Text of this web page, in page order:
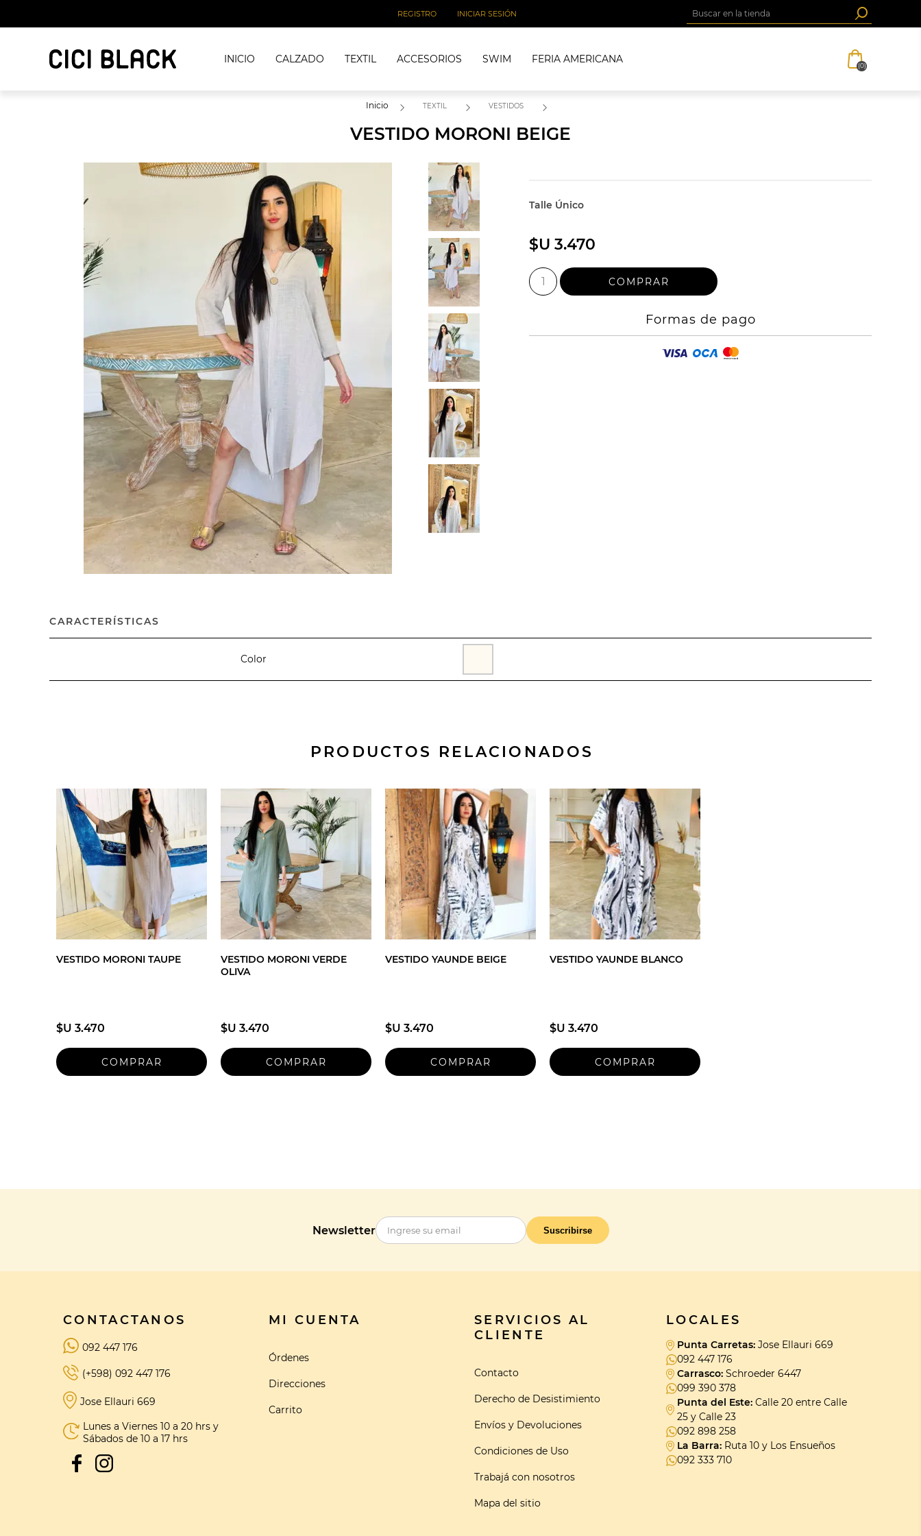
REGISTRO INICIAR SESIÓN
INICIO CALZADO TEXTIL ACCESORIOS SWIM FERIA AMERICANA
(0)
Inicio TEXTIL VESTIDOS
VESTIDO MORONI BEIGE
Talle Único
$U 3.470
Formas de pago
CARACTERÍSTICAS
Color
PRODUCTOS RELACIONADOS
VESTIDO MORONI TAUPE
$U 3.470
VESTIDO MORONI VERDE
OLIVA
$U 3.470
VESTIDO YAUNDE BEIGE
$U 3.470
VESTIDO YAUNDE BLANCO
$U 3.470
Newsletter Suscribirse
CONTACTANOS
092 447 176
(+598) 092 447 176
Jose Ellauri 669
Lunes a Viernes 10 a 20 hrs y
Sábados de 10 a 17 hrs
MI CUENTA
Órdenes
Direcciones
Carrito
SERVICIOS AL
CLIENTE
Contacto
Derecho de Desistimiento
Envíos y Devoluciones
Condiciones de Uso
Trabajá con nosotros
Mapa del sitio
LOCALES
Punta Carretas: Jose Ellauri 669
092 447 176
Carrasco: Schroeder 6447
099 390 378
Punta del Este: Calle 20 entre Calle
25 y Calle 23
092 898 258
La Barra: Ruta 10 y Los Ensueños
092 333 710